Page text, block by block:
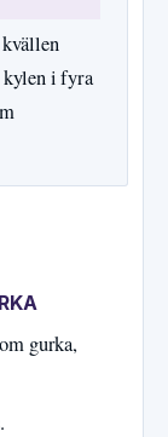
kylen i fyra
gurka,